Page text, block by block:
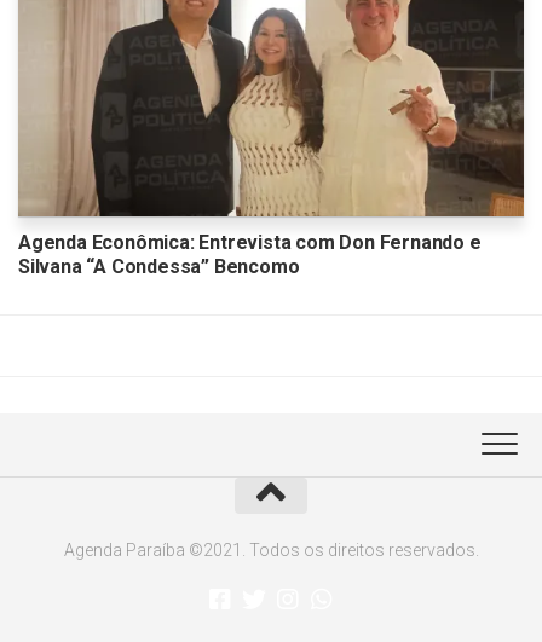
Agenda Econômica: Entrevista com Don Fernando e
Silvana “A Condessa” Bencomo
Agenda Paraíba ©2021. Todos os direitos reservados.